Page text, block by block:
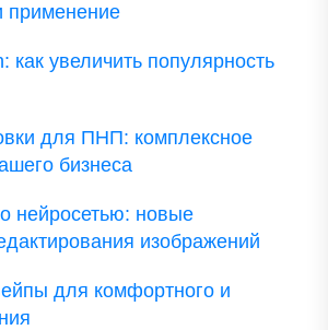
применение
как увеличить популярность
для ПНП: комплексное
бизнеса
нейросетью: новые
изображений
для комфортного и